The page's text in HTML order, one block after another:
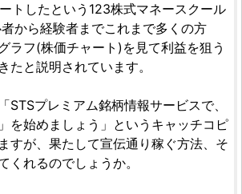
トしたという123株式マネースクール
から経験者までこれまで多くの方
ラフ(株価チャート)を見て利益を狙う
たと説明されています。
STSプレミアム銘柄情報サービスで、
を始めましょう」というキャッチコピ
すが、果たして宣伝通り稼ぐ方法、そ
くれるのでしょうか。